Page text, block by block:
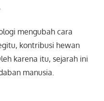
mengubah cara
kontribusi hewan
karena itu, sejarah ini
manusia.